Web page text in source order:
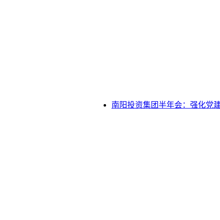
南阳投资集团半年会：强化党建